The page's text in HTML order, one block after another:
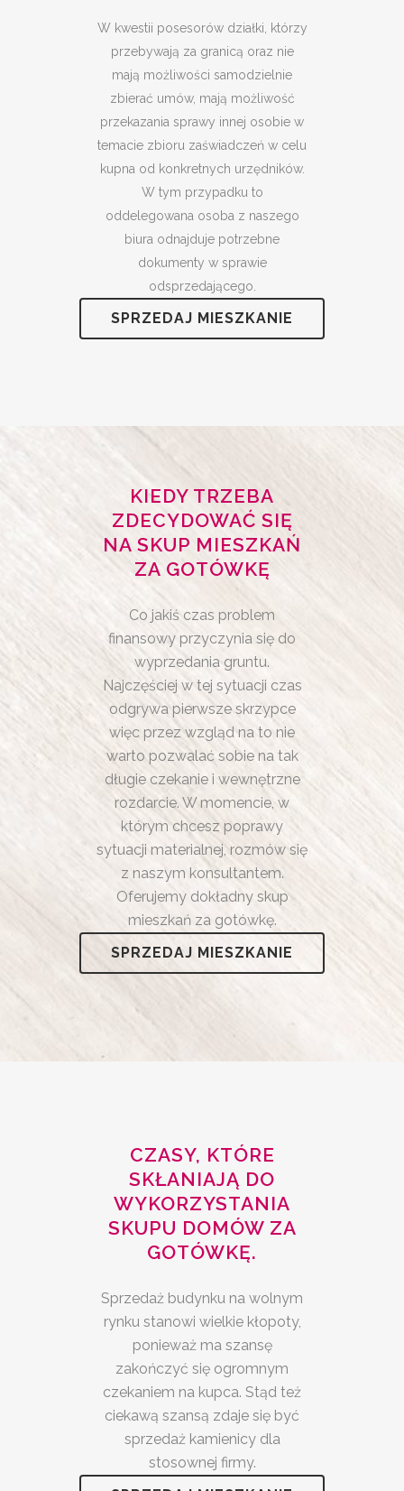
W kwestii posesorów działki, którzy
przebywają za granicą oraz nie
mają możliwości samodzielnie
zbierać umów, mają możliwość
przekazania sprawy innej osobie w
temacie zbioru zaświadczeń w celu
kupna od konkretnych urzędników.
W tym przypadku to
oddelegowana osoba z naszego
biura odnajduje potrzebne
dokumenty w sprawie
odsprzedającego.
SPRZEDAJ MIESZKANIE
KIEDY TRZEBA
ZDECYDOWAĆ SIĘ
NA SKUP MIESZKAŃ
ZA GOTÓWKĘ
Co jakiś czas problem
finansowy przyczynia się do
wyprzedania gruntu.
Najczęściej w tej sytuacji czas
odgrywa pierwsze skrzypce
więc przez wzgląd na to nie
warto pozwalać sobie na tak
długie czekanie i wewnętrzne
rozdarcie. W momencie, w
którym chcesz poprawy
sytuacji materialnej, rozmów się
z naszym konsultantem.
Oferujemy dokładny skup
mieszkań za gotówkę.
SPRZEDAJ MIESZKANIE
CZASY, KTÓRE
SKŁANIAJĄ DO
WYKORZYSTANIA
SKUPU DOMÓW ZA
GOTÓWKĘ.
Sprzedaż budynku na wolnym
rynku stanowi wielkie kłopoty,
ponieważ ma szansę
zakończyć się ogromnym
czekaniem na kupca. Stąd też
ciekawą szansą zdaje się być
sprzedaż kamienicy dla
stosownej firmy.